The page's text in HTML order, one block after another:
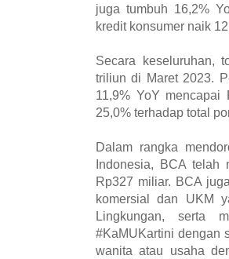
juga tumbuh 16,2%
kredit konsumer naik
Secara keseluruhan,
triliun di Maret 2023.
11,9% YoY mencapai
25,0% terhadap total
Dalam rangka
Indonesia, BCA telah
Rp327 miliar. BCA
komersial dan UKM
Lingkungan, serta
#KaMUKartini dengan
wanita atau usaha